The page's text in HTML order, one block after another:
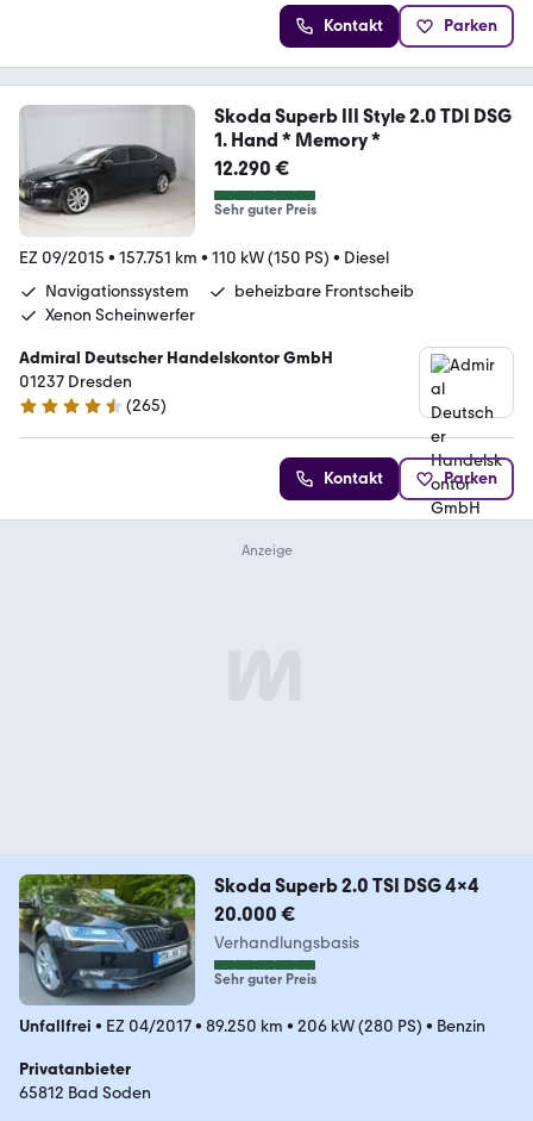
Kontakt Parken
Skoda Superb III Style 2.0 TDI DSG
1. Hand * Memory *
12.290 €
Sehr guter Preis
EZ 09/2015 • 157.751 km • 110 kW (150 PS) • Diesel
Navigationssystem
beheizbare Frontscheib
Xenon Scheinwerfer
Admiral Deutscher Handelskontor GmbH
01237 Dresden
4.6 Sterne
(265)
Kontakt Parken
Skoda Superb 2.0 TSI DSG 4x4
20.000 €
Verhandlungsbasis
Sehr guter Preis
Unfallfrei • EZ 04/2017• 89.250 km • 206 kW (280 PS) • Benzin
Privatanbieter
65812 Bad Soden